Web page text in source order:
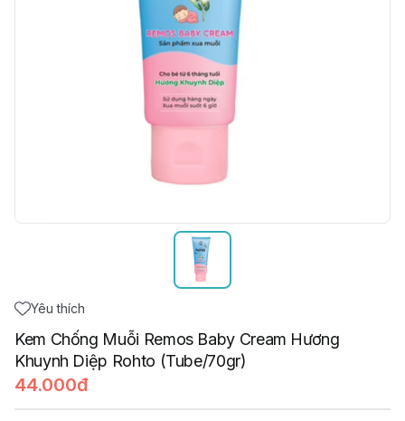
Yêu thích
Kem Chống Muỗi Remos Baby Cream Hương
Khuynh Diệp Rohto (Tube/70gr)
44.000đ